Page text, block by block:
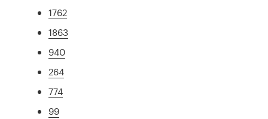
1762
1863
940
264
774
99